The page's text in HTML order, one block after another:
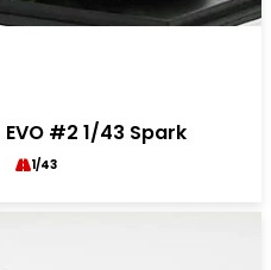
EVO #2 1/43 Spark
1/43